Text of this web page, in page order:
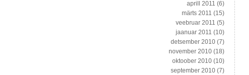
aprill 2011 (6)
märts 2011 (15)
veebruar 2011 (5)
jaanuar 2011 (10)
detsember 2010 (7)
november 2010 (18)
oktoober 2010 (10)
september 2010 (7)